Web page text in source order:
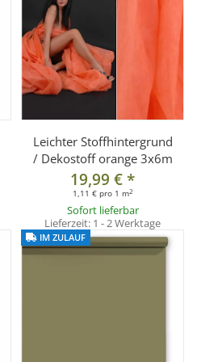
Leichter Stoffhintergrund
/ Dekostoff orange 3x6m
19,99 €*
1,11 € pro 1 m2
Sofort lieferbar
Lieferzeit: 1 - 2 Werktage
IM ZULAUF